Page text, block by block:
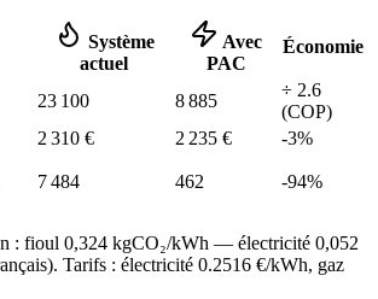
Système
actuel
Avec
PAC
Économie
23 100 8 885
÷ 2.6
(COP)
2 310 € 2 235 € -3%
7 484 462 -94%
: fioul 0,324 kgCO₂/kWh — électricité 0,052
Tarifs : électricité 0.2516 €/kWh, gaz